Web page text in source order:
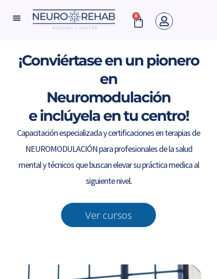
0
Cart
¡Conviértase en un pionero
en
Neuromodulación
e inclúyela en tu centro!
Capacitación especializada y certificaciones en terapias de
NEUROMODULACIÓN para profesionales de la salud
mental y técnicos que buscan elevar su práctica medica al
siguiente nivel.
Ver cursos